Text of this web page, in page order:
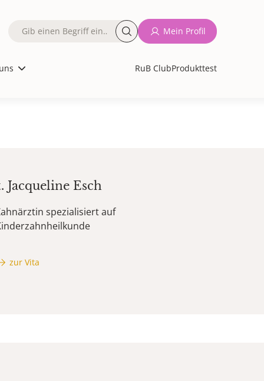
RuB ClubProdukttest
Fulltext
Mein Profil
Jacqueline Esch
spezialisiert auf
zur Vita